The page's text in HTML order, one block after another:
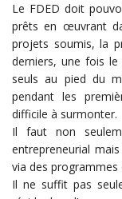
Le FDED doit
prêts en œuvrant
projets soumis, la
derniers, une fois
seuls au pied du
pendant les
difficile à surmonter.
Il faut non
entrepreneurial
via des
Il ne suffit pas